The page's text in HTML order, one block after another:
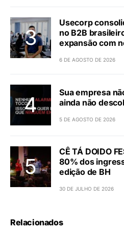
Usecorp
no B2B
expansão com
6 DE AGOSTO DE 2026
Sua empresa
ainda não
5 DE AGOSTO DE 2026
CÊ TÁ DOIDO
80% dos
edição de BH
30 DE JULHO DE 2026
Relacionados